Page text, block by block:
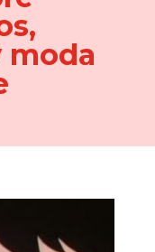
moda